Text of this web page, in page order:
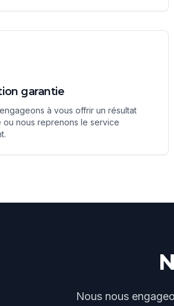
garantie
à vous offrir un résultat
ou nous reprenons le service
Nous nous